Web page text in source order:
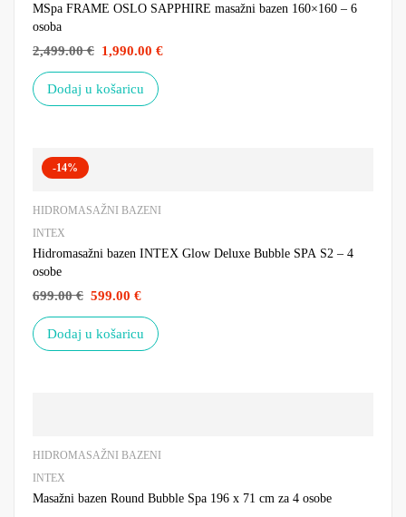
MSpa FRAME OSLO SAPPHIRE masažni bazen 160×160 – 6
osoba
2,499.00€ 1,990.00 €
Dodaj u košaricu
-14%
HIDROMASAŽNI BAZENI
INTEX
Hidromasažni bazen INTEX Glow Deluxe Bubble SPA S2 – 4
osobe
699.00€ 599.00 €
Dodaj u košaricu
HIDROMASAŽNI BAZENI
INTEX
Masažni bazen Round Bubble Spa 196 x 71 cm za 4 osobe